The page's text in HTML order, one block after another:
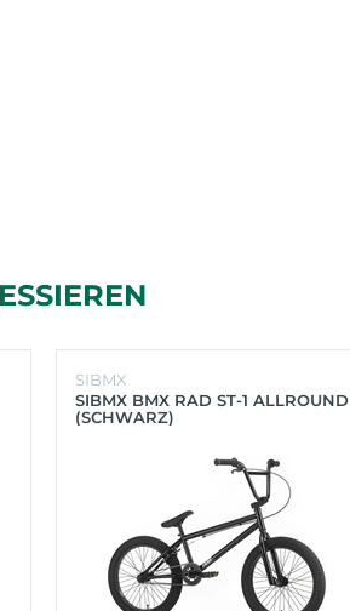
SIBMX
SIBMX BMX RAD ST-1 ALLROUND
(SCHWARZ)